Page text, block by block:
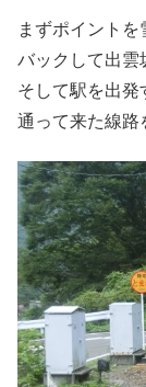
まずポイント
バックして出雲
そして駅を出発
通って来た線路